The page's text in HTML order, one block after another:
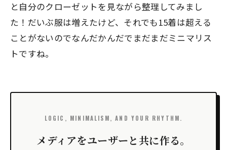
と自分のクローゼットを見ながら整理してみまし
た！だいぶ服は増えたけど、それでも15着は超える
ことがないのでなんだかんだでまだまだミニマリス
トですね。
LOGIC, MINIMALISM, AND YOUR RHYTHM.
メディアをユーザーと共に作る。